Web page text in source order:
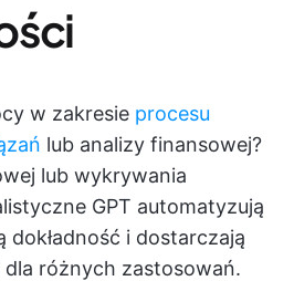
w zakresie procesu
lub analizy finansowej?
lub wykrywania
GPT automatyzują
dokładność i dostarczają
różnych zastosowań.